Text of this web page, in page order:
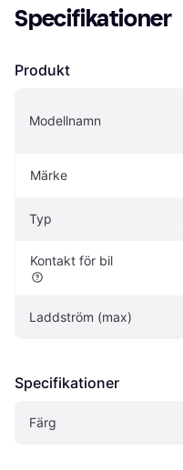
Specifikationer
Produkt
Modellnamn
Märke
Typ
Kontakt för bil
Laddström (max)
Specifikationer
Färg